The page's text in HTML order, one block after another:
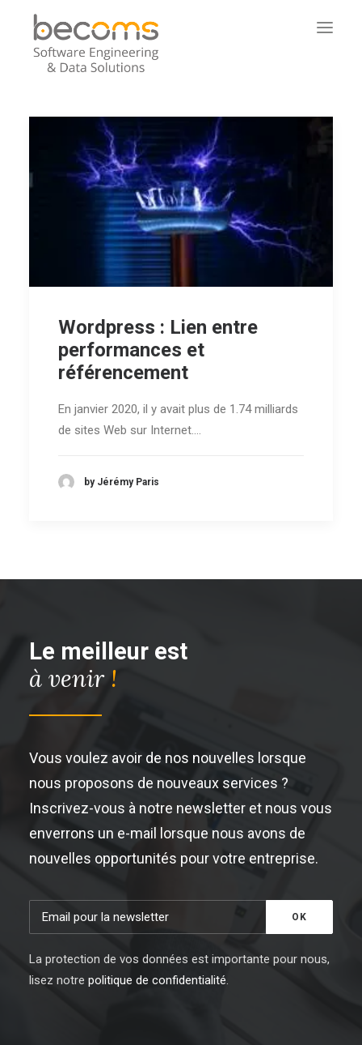
A PROPOS DE BECOMS
L’ÉQUIPE
NOUS REJOINDRE
NOUS CONTACTER
Wordpress : Lien entre
performances et
référencement
En janvier 2020, il y avait plus de 1.74 milliards
de sites Web sur Internet.…
by Jérémy Paris
Le meilleur est
à venir !
Vous voulez avoir de nos nouvelles lorsque
nous proposons de nouveaux services ?
Inscrivez-vous à notre newsletter et nous vous
enverrons un e-mail lorsque nous avons de
nouvelles opportunités pour votre entreprise.
La protection de vos données est importante pour nous,
lisez notre politique de confidentialité.